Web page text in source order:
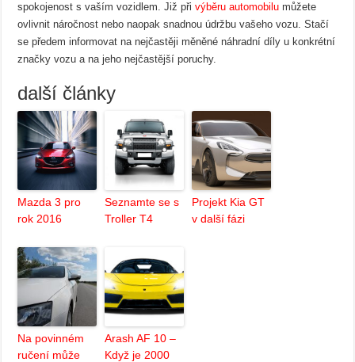
spokojenost s vaším vozidlem. Již přivýběru automobilu můžete
ovlivnit náročnost nebo naopak snadnou údržbu vašeho vozu. Stačí
se předem informovat na nejčastěji měněné náhradní díly u konkrétní
značky vozu a na jeho nejčastější poruchy.
další články
Mazda 3 pro
rok 2016
Seznamte se s
Troller T4
Projekt Kia GT
v další fázi
Na povinném
ručení může
Arash AF 10 –
Když je 2000